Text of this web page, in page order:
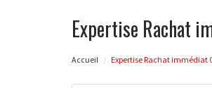
Expertise Rachat
Accueil Expertise Rachat immédiat